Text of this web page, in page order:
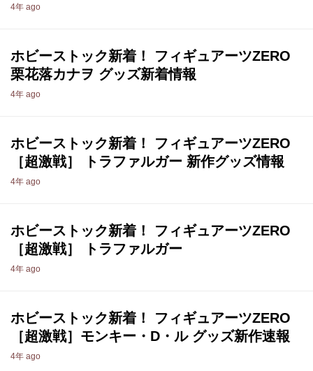
4年 ago
ホビーストック新着！ フィギュアーツZERO
栗花落カナヲ グッズ新着情報
4年 ago
ホビーストック新着！ フィギュアーツZERO
［超激戦］ トラファルガー 新作グッズ情報
4年 ago
ホビーストック新着！ フィギュアーツZERO
［超激戦］ トラファルガー
4年 ago
ホビーストック新着！ フィギュアーツZERO
［超激戦］モンキー・D・ル グッズ新作速報
4年 ago